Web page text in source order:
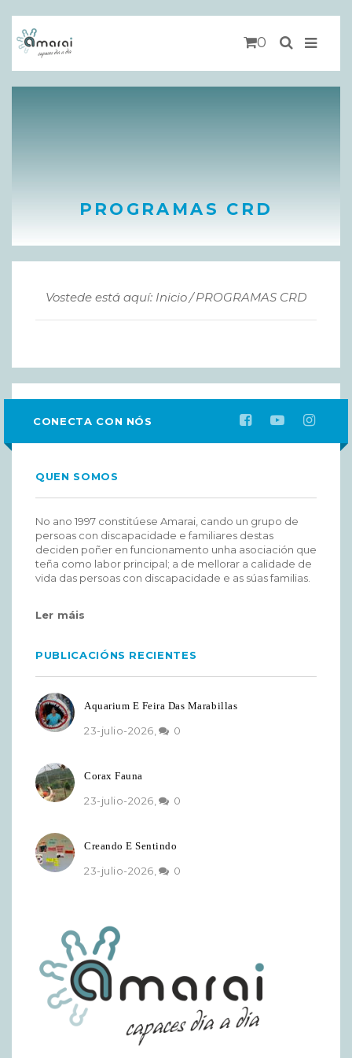
0
PROGRAMAS CRD
Vostede está aquí: Inicio PROGRAMAS CRD
CONECTA CON NÓS
QUEN SOMOS
No ano 1997 constitúese Amarai, cando un grupo de
persoas con discapacidade e familiares destas
deciden poñer en funcionamento unha asociación que
teña como labor principal; a de mellorar a calidade de
vida das persoas con discapacidade e as súas familias.
Ler máis
PUBLICACIÓNS RECIENTES
Aquarium E Feira Das Marabillas
23-julio-2026, 0
Corax Fauna
23-julio-2026, 0
Creando E Sentindo
23-julio-2026, 0